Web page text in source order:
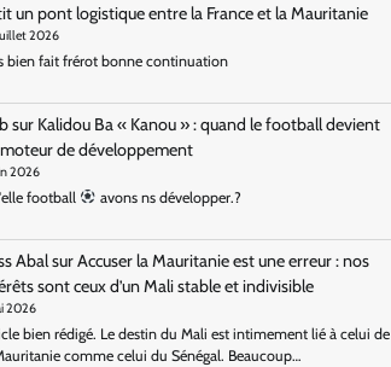
un pont logistique entre la France et la Mauritanie
2026
bien fait frérot bonne continuation
sur Kalidou Ba « Kanou » : quand le football devient
de développement
2026
football avons ns développer.?
AbalsurAccuser la Mauritanie est une erreur : nos
sont ceux d’un Mali stable et indivisible
2026
bien rédigé. Le destin du Mali est intimement lié à celui de
comme celui du Sénégal. Beaucoup…